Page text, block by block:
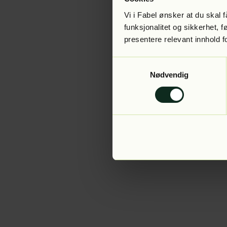
Vi i Fabel ønsker at du skal
funksjonalitet og sikkerhet,
presentere relevant innhold
Nødvendig
Application